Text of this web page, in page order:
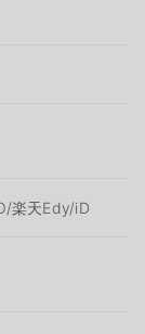
楽天Edy/iD